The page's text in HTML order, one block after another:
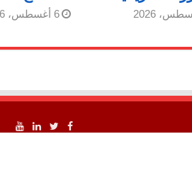
6 أغسطس، 2026